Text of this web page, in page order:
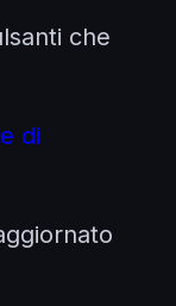
che
di